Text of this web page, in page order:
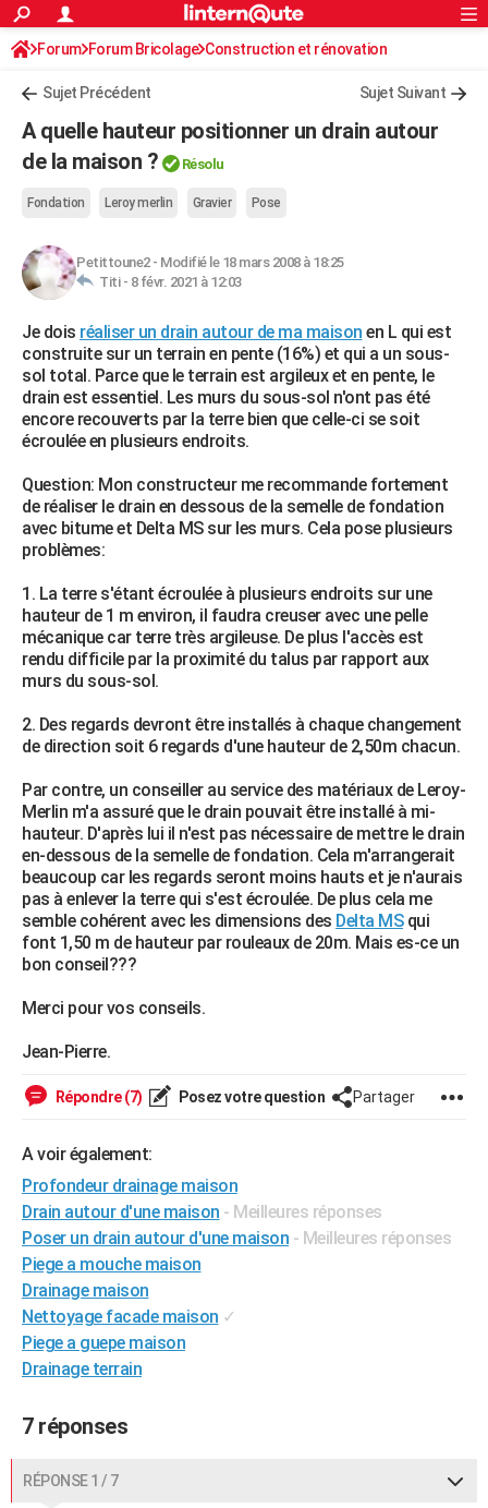
ACTUALITÉS
Politique
Société
Faits Divers
Education
Monde
Villes
+
Programme TV
TNTStreaming
Cinéma
Sorties cinéma
Musique
FINANCE
Retraite
Impôts
Epargne
Immobilier
Risques naturels par ville
Banque
Assurance
Crédit
AUTO
Essais
Réserver un essai
Citadines
Berlines
SUV
Forum auto
HIGH-TECH
Mobiles
Meilleur smartphone
Internet
Ordinateurs
Jeux vidéo
Guide high-tech
+BRICOLAGE
Forum
Aménagement intérieur
Extérieur
Cuisine
Salle de bains
Jardinage
Rangement
WEEK-END
Guides de France
Escapades
Patrimoine
Expositions
Musées
Week-end nature
+LIFESTYLE
Art de vivre
Bien-être
Loisirs
Mode
Modes de vie
SANTE
Destinations
City break
Voyage nature
Voyage de noces
Forum
Climat
+PHOTO
GUIDES D'ACHAT
BONS PLANS
CARTE DE VOEUX
Carte de Noël
Carte Bonne année
Carte Saint-Valentin
Carte Pâques
Carte d'anniversaire
DICTIONNAIRE
Dictionnaire
Biographies
Citations
Expressions
Proverbes
PROGRAMME TV
COPAINS D'AVANT
S'inscrire
Se connecter
Lycées
Collèges
Primaires
Universités
Entreprises
Service militaire
Avis de recherche
AVIS DE DÉCÈS
FORUM
Bricolage
Lifestyle
Culture
Sport
Auto
Television
Voyage
Cinema
Rechercher
S'inscrire
Connexion
Forum Forum Bricolage Construction et rénovation
Sujet Précédent Sujet Suivant
A quelle hauteur positionner un drain autour
de la maison ?
Résolu
Fondation Leroy merlin Gravier Pose
Petittoune2- Modifié le 18 mars 2008 à 18:25
Titi - 8 févr. 2021 à 12:03
Je dois réaliser un drain autour de ma maison en L qui est
construite sur un terrain en pente (16%) et qui a un sous-
sol total. Parce que le terrain est argileux et en pente, le
drain est essentiel. Les murs du sous-sol n'ont pas été
encore recouverts par la terre bien que celle-ci se soit
écroulée en plusieurs endroits.
Question: Mon constructeur me recommande fortement
de réaliser le drain en dessous de la semelle de fondation
avec bitume et Delta MS sur les murs. Cela pose plusieurs
problèmes:
1. La terre s'étant écroulée à plusieurs endroits sur une
hauteur de 1 m environ, il faudra creuser avec une pelle
mécanique car terre très argileuse. De plus l'accès est
rendu difficile par la proximité du talus par rapport aux
murs du sous-sol.
2. Des regards devront être installés à chaque changement
de direction soit 6 regards d'une hauteur de 2,50m chacun.
Par contre, un conseiller au service des matériaux de Leroy-
Merlin m'a assuré que le drain pouvait être installé à mi-
hauteur. D'après lui il n'est pas nécessaire de mettre le drain
en-dessous de la semelle de fondation. Cela m'arrangerait
beaucoup car les regards seront moins hauts et je n'aurais
pas à enlever la terre qui s'est écroulée. De plus cela me
semble cohérent avec les dimensions des Delta MSqui
font 1,50 m de hauteur par rouleaux de 20m. Mais es-ce un
bon conseil???
Merci pour vos conseils.
Jean-Pierre.
Répondre (7) Posez votre question Partager
A voir également:
Profondeur drainage maison
Drain autour d'une maison - Meilleures réponses
Poser un drain autour d'une maison - Meilleures réponses
Piege a mouche maison
Drainage maison
Nettoyage facade maison ✓
Piege a guepe maison
Drainage terrain
7 réponses
RÉPONSE 1 / 7